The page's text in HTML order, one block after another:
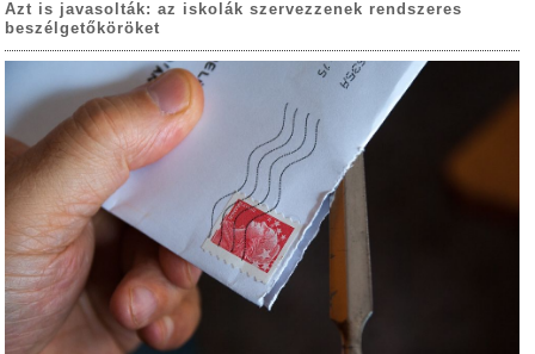
Azt is javasolták: az iskolák szervezzenek rendszeres
beszélgetőköröket